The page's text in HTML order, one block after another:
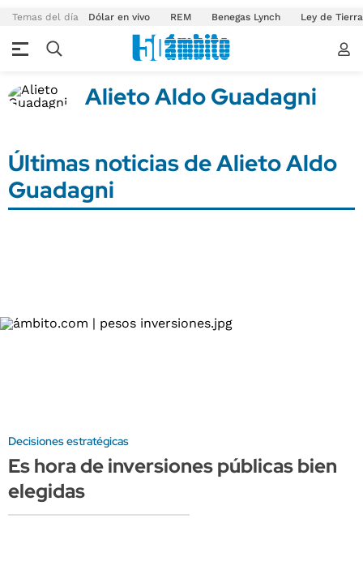
Temas del día Dólar en vivo REM Benegas Lynch Ley de
Alieto Aldo Guadagni
Últimas noticias de Alieto Aldo
Guadagni
Decisiones estratégicas
Es hora de inversiones públicas bien
elegidas